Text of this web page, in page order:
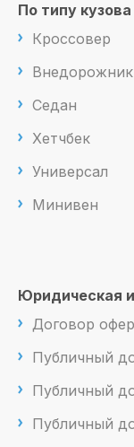
По типу кузова
Кроссовер
Седан
Хетчбек
Универсал
Минивен
Юридическая
Договор
Публичный
Публичный
Публичный